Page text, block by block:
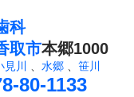
科
取市本郷1000
見川 水郷 笹川
80-1133